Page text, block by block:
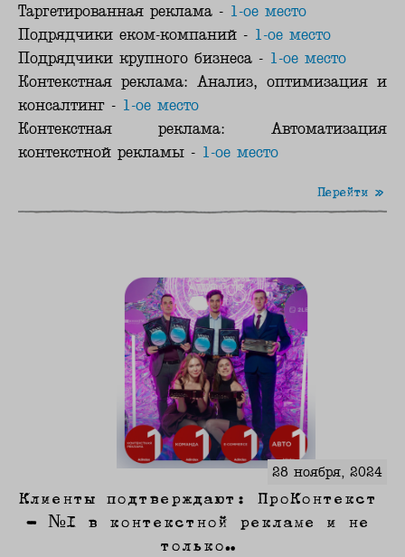
Таргетированная реклама - 1-ое место
Подрядчики еком-компаний - 1-ое место
Подрядчики крупного бизнеса - 1-ое место
Контекстная реклама: Анализ, оптимизация и
консалтинг - 1-ое место
Контекстная реклама: Автоматизация
контекстной рекламы - 1-ое место
Перейти »
28 ноября, 2024
Клиенты подтверждают: ПроКонтекст
– №1 в контекстной рекламе и не
только…